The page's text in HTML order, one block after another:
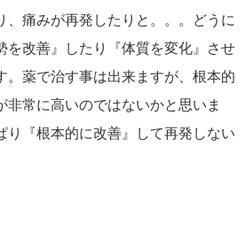
、痛みが再発したりと。。。どうに
を改善』したり『体質を変化』させ
。薬で治す事は出来ますが、根本的
常に高いのではないかと思いま
『根本的に改善』して再発しない